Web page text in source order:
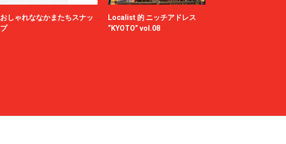
おしゃれななかまたちスナッ
プ
Localist 的 ニッチアドレス
“KYOTO” vol.08